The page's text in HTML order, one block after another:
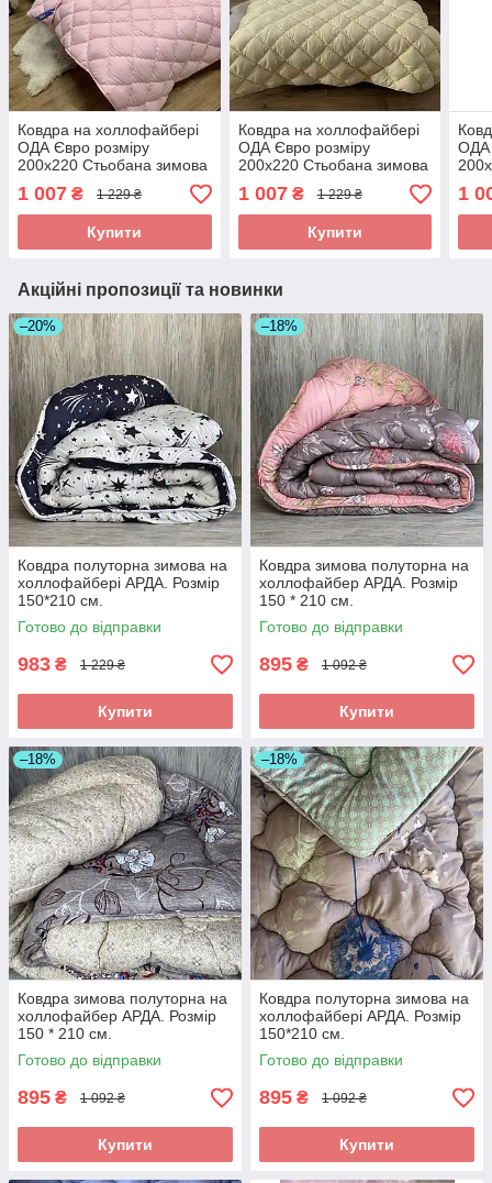
Ковдра на холлофайбері
ОДА Євро розміру
200х220 Стьобана зимова
ковдра високої якості
1 007 ₴ 1 229 ₴
Купити
Ковдра на холлофайбері
ОДА Євро розміру
200х220 Стьобана зимова
ковдра високої якості
1 007₴ 1 229 ₴
Купити
ОДА
1
Акційні пропозиції та новинки
–20%
Ковдра полуторна зимова на
холлофайбері АРДА. Розмір
150*210 см.
Готово до відправки
983 ₴ 1 229 ₴
Купити
–18%
Ковдра зимова полуторна на
холлофайбер АРДА. Розмір
150 * 210 см.
Готово до відправки
895 ₴ 1 092 ₴
Купити
–18%
Ковдра зимова полуторна на
холлофайбер АРДА. Розмір
150 * 210 см.
Готово до відправки
895 ₴ 1 092 ₴
Купити
–18%
Ковдра полуторна зимова на
холлофайбері АРДА. Розмір
150*210 см.
Готово до відправки
895 ₴ 1 092 ₴
Купити